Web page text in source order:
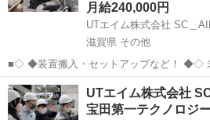
月給240,000円
滋賀県 その他
■◇ ◆装置搬入・セットアップなど！ ◆◇ 未経験歓迎！ 工場経験や
工具を使用しての組立経験がある方歓迎★ 半導体製造装置(LA)の搬入
やセットアップ作業をお任せします♪ ＜具体的には…＞ ◆半導体製造
装置の搬入 ...
滋賀 その他 その他
UTエイム株式会社
宝田第一テクノロジ